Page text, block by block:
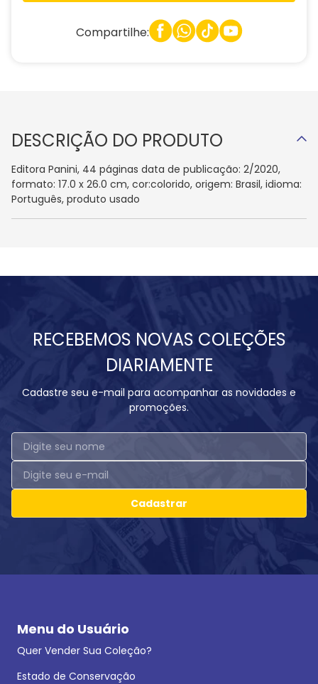
Compartilhe:
DESCRIÇÃO DO PRODUTO
Editora Panini, 44 páginas data de publicação: 2/2020,
formato: 17.0 x 26.0 cm, cor:colorido, origem: Brasil, idioma:
Português, produto usado
RECEBEMOS NOVAS COLEÇÕES
DIARIAMENTE
Cadastre seu e-mail para acompanhar as novidades e
promoções.
Cadastrar
Menu do Usuário
Quer Vender Sua Coleção?
Estado de Conservação